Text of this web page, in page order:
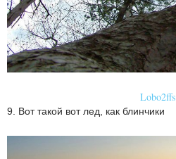
Lobo2ffs
9. Вот такой вот лед, как блинчики